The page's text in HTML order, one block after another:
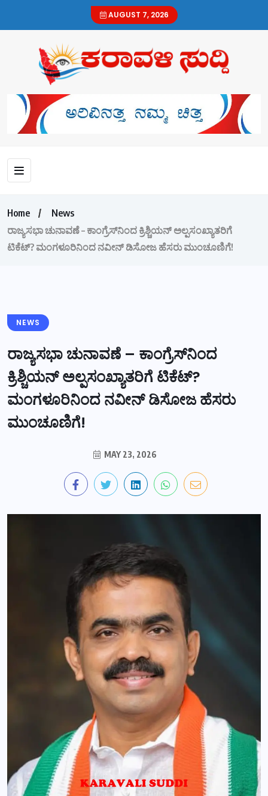
AUGUST 7, 2026
Home
News
ರಾಜ್ಯಸಭಾ ಚುನಾವಣೆ – ಕಾಂಗ್ರೆಸ್‌ನಿಂದ ಕ್ರಿಶ್ಚಿಯನ್ ಅಲ್ಪಸಂಖ್ಯಾತರಿಗೆ
ಟಿಕೆಟ್? ಮಂಗಳೂರಿನಿಂದ ನವೀನ್ ಡಿಸೋಜ ಹೆಸರು ಮುಂಚೂಣಿಗೆ!
NEWS
ರಾಜ್ಯಸಭಾ ಚುನಾವಣೆ – ಕಾಂಗ್ರೆಸ್‌ನಿಂದ
ಕ್ರಿಶ್ಚಿಯನ್ ಅಲ್ಪಸಂಖ್ಯಾತರಿಗೆ ಟಿಕೆಟ್?
ಮಂಗಳೂರಿನಿಂದ ನವೀನ್ ಡಿಸೋಜ ಹೆಸರು
ಮುಂಚೂಣಿಗೆ!
MAY 23, 2026